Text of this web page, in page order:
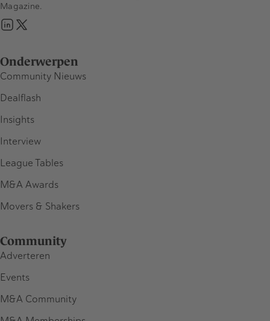
Onderwerpen
Community Nieuws
Dealflash
Insights
Interview
League Tables
M&A Awards
Movers & Shakers
Community
Adverteren
Events
M&A Community
Magazine.